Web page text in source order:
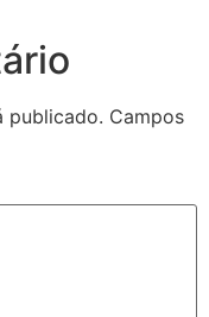
publicado. Campos